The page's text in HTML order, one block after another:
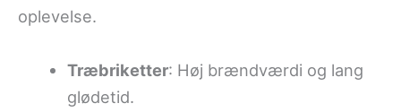
oplevelse.
Træbriketter: Høj brændværdi og lang
glødetid.